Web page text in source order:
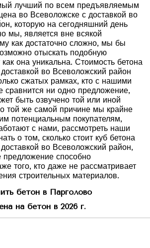
лучший по всем предъявляемым
во Всеволожске с доставкой во
которую на сегодняшний день
мы, является вне всякой
как достаточно сложно, мы бы
отыскать подобную
она уникальна. Стоимость бетона
во Всеволожский район
сжатых рамках, кто с нашими
сравнится ни одно предложение,
быть озвучено той или иной
той же самой причине мы крайне
потенциальным покупателям,
с нами, рассмотреть наши
о том, сколько стоит куб бетона
во Всеволожский район,
предложение способно
того, кто даже не рассматривает
строительных материалов.
бетон в Парголово
на бетон в 2026 г.